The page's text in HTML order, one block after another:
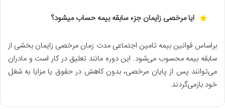
ایا مرخصی زایمان جزء سابقه بیمه حساب میشود؟
براساس قوانین بیمه‌ تامین اجتماعی مدت زمان مرخصی زایمان بخشی از
سابقه بیمه محسوب می‌شود. این دوره مانند تعلیق در کار است و مادران
می‌توانند پس از پایان مرخصی، بدون کاهش در حقوق یا مزایا به شغل
خود بازمی‌گردند.